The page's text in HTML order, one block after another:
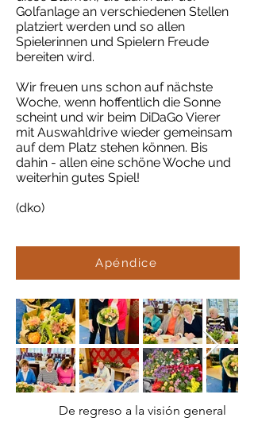
Golfanlage an verschiedenen Stellen
platziert werden und so allen
Spielerinnen und Spielern Freude
bereiten wird.
Wir freuen uns schon auf nächste
Woche, wenn hoffentlich die Sonne
scheint und wir beim DiDaGo Vierer
mit Auswahldrive wieder gemeinsam
auf dem Platz stehen können. Bis
dahin - allen eine schöne Woche und
weiterhin gutes Spiel!
(dko)
Apéndice
De regreso a la visión general